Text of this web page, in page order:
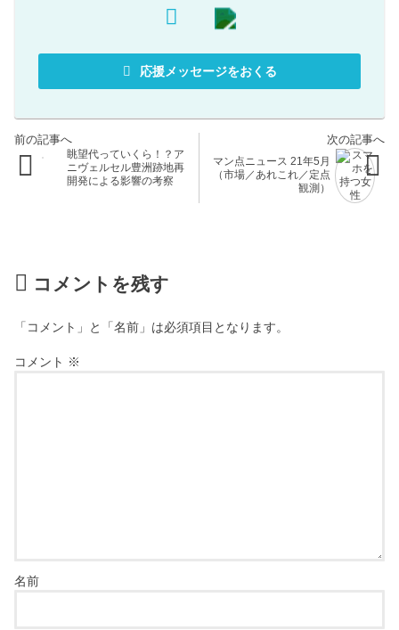
応援メッセージをおくる
眺望代っていくら！？ア
ニヴェルセル豊洲跡地再
開発による影響の考察
マン点ニュース 21年5月
（市場／あれこれ／定点
観測）
コメントを残す
「コメント」と「名前」は必須項目となります。
コメント ※
名前